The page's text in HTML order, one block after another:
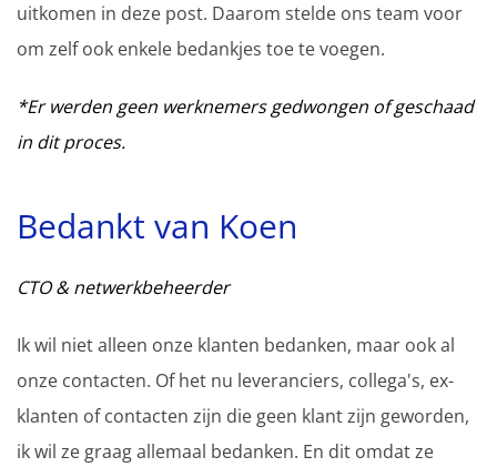
uitkomen in deze post. Daarom stelde ons team voor
om zelf ook enkele bedankjes toe te voegen.
*Er werden geen werknemers gedwongen of geschaad
in dit proces.
Bedankt van Koen
CTO & netwerkbeheerder
Ik wil niet alleen onze klanten bedanken, maar ook al
onze contacten. Of het nu leveranciers, collega's, ex-
klanten of contacten zijn die geen klant zijn geworden,
ik wil ze graag allemaal bedanken. En dit omdat ze